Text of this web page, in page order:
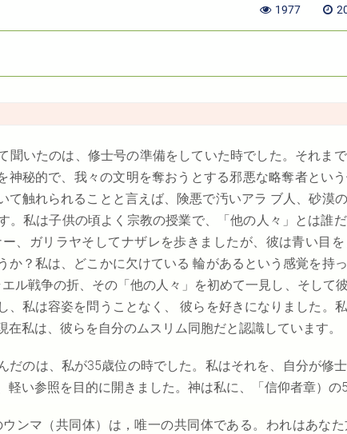
1977
聞いたのは、修士号の準備をしていた時でした。それま
秘的で、我々の文明を奪おうとする邪悪な略奪者とい
て触れられることと言えば、険悪で汚いアラ ブ人、砂漠
。私は子供の頃よく宗教の授業で、「他の人々」とは誰
、ガリラヤそしてナザレを歩きましたが、彼は青い目
か？私は、どこかに欠けている 輪があるという感覚を持
ル戦争の折、その「他の人々」を初めて一見し、そして
、私は容姿を問うことなく、 彼らを好きになりました。
在私は、彼らを自分のムスリム同胞だと認識しています。
だのは、私が35歳位の時でした。私はそれを、自分が修
軽い参照を目的に開きました。神は私に、「信仰者章）の
ウンマ（共同体）は，唯一の共同体である。われはあな